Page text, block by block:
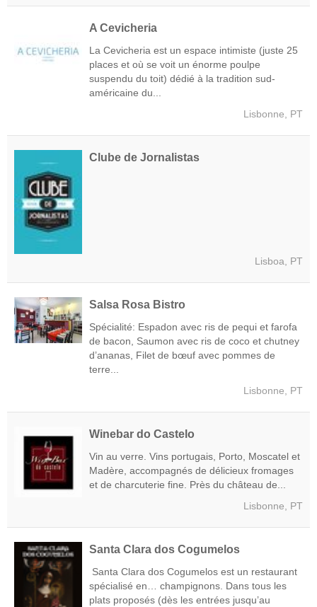
A Cevicheria
La Cevicheria est un espace intimiste (juste 25
places et où se voit un énorme poulpe
suspendu du toit) dédié à la tradition sud-
américaine du...
Lisbonne, PT
Clube de Jornalistas
Lisboa, PT
Salsa Rosa Bistro
Spécialité: Espadon avec ris de pequi et farofa
de bacon, Saumon avec ris de coco et chutney
d’ananas, Filet de bœuf avec pommes de
terre...
Lisbonne, PT
Winebar do Castelo
Vin au verre. Vins portugais, Porto, Moscatel et
Madère, accompagnés de délicieux fromages
et de charcuterie fine. Près du château de...
Lisbonne, PT
Santa Clara dos Cogumelos
Santa Clara dos Cogumelos est un restaurant
spécialisé en… champignons. Dans tous les
plats proposés (dès les entrées jusqu’au